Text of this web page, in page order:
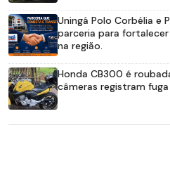
Uningá Polo Corbélia e
parceria para
na região.
Honda CB300 é
câmeras registram